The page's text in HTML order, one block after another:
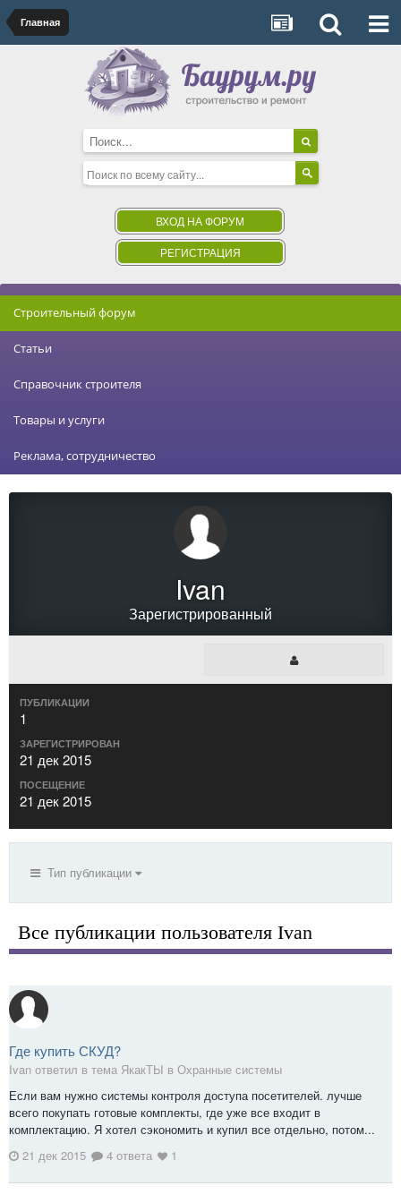
Главная
ВХОД НА ФОРУМ
РЕГИСТРАЦИЯ
Строительный форум
Статьи
Справочник строителя
Товары и услуги
Реклама, сотрудничество
Ivan
Зарегистрированный
ПУБЛИКАЦИИ
1
ЗАРЕГИСТРИРОВАН
21 дек 2015
ПОСЕЩЕНИЕ
21 дек 2015
Тип публикации
Все публикации пользователя Ivan
Где купить СКУД?
Ivan ответил в тема ЯкакТЫ в Охранные системы
Если вам нужно системы контроля доступа посетителей. лучше
всего покупать готовые комплекты, где уже все входит в
комплектацию. Я хотел сэкономить и купил все отдельно, потом...
21 дек 2015
4 ответа 1